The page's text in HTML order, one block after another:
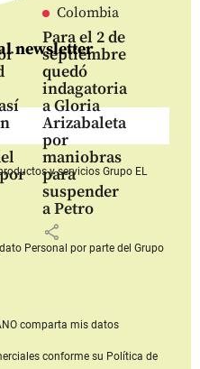
Colombia
Para el 2 de
septiembre
quedó
indagatoria
a Gloria
Arizabaleta
por
maniobras
para
suspender
a Petro
share
newsletter
y serviciosGrupo EL
Personal por parte del Grupo
comparta mis datos
conforme su Política de